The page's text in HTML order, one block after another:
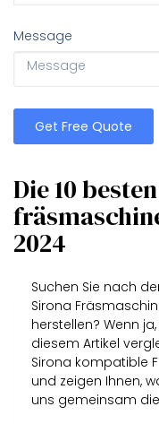
Message
Get Free Quote
Die 10
2024
Suchen Sie nach
Sirona
herstellen? Wenn
diesem Artikel
Sirona kompatible
und zeigen Ihnen,
uns gemeinsam